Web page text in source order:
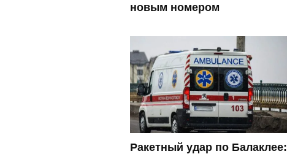
новым номером
Ракетный удар по Балаклее: